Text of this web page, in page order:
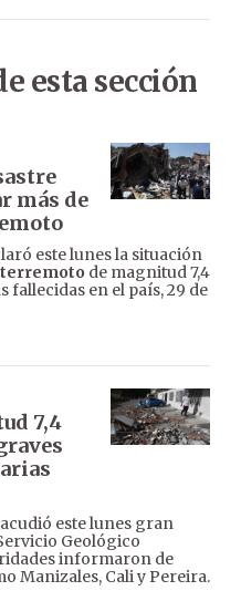
esta sección
más de
este lunes la situación
terremoto de magnitud 7,4
fallecidas en el país, 29 de
7,4
este lunes gran
Geológico
informaron de
Manizales, Cali y Pereira.